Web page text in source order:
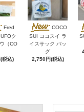
Fred
ク
（CO
税込)
COCO
SUI ココスイ ラ
イスサック バッ
グ
2,750円(税込)